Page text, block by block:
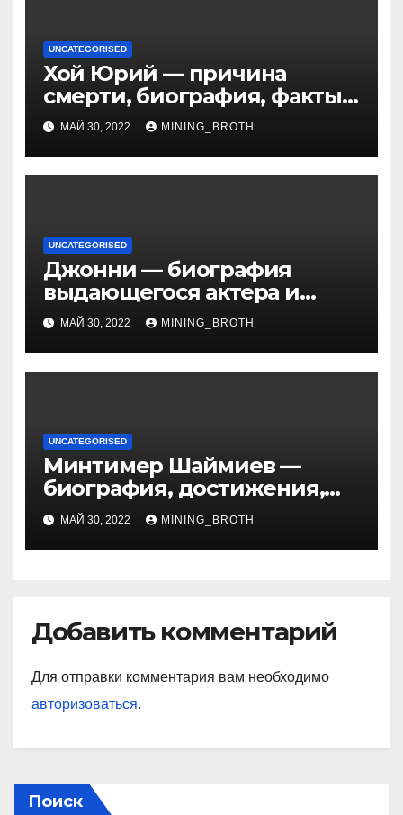
UNCATEGORISED
Хой Юрий — причина
смерти, биография, факты
из жизни Википедия
МАЙ 30, 2022 MINING_BROTH
UNCATEGORISED
Джонни — биография
выдающегося актера и
талантливого певца, чья
артистичность захватывает
миллионы сердец
МАЙ 30, 2022 MINING_BROTH
UNCATEGORISED
Минтимер Шаймиев —
биография, достижения,
семья
МАЙ 30, 2022 MINING_BROTH
Добавить комментарий
Для отправки комментария вам необходимо
авторизоваться.
Поиск